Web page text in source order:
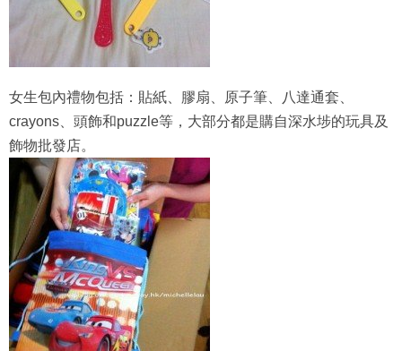
女生包內禮物包括：貼紙、膠扇、原子筆、八達通套、
crayons、頭飾和puzzle等，大部分都是購自深水埗的玩具及
飾物批發店。